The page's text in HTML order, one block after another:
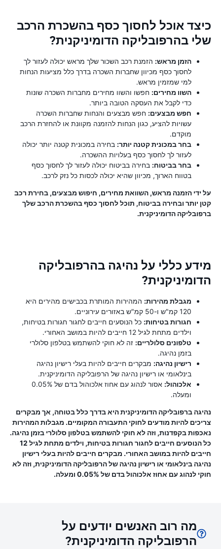
כיצד אוכל לחסוך כסף בהשכרת הרכב
שלי בהרפובליקה הדומיניקנית?
הזמן מראש: הזמנת רכב השכור שלך מראש יכולה לעזור לך
לחסוך כסף מכיוון שחברות השכרה בדרך כלל מציעות הנחות
למי שמזמין מראש.
השוו מחירים: חפשו והשוו מחירים מחברות השכרה שונות
כדי לקבל את העסקה הטובה ביותר.
חפש מבצעים: חפש מבצעים והנחות שחברות השכרה
עשויות להציע, כגון הנחות להזמנה מקוונת או להחזרת הרכב
מוקדם.
בחר במכונית קטנה יותר: בחירה במכונית קטנה יותר יכולה
לעזור לך לחסוך כסף בעלויות ההשכרה.
בחר בביטוח: בחירה בביטוח יכולה לעזור לך לחסוך כסף
בטווח הארוך, מכיוון שהיא יכולה לכסות כל נזק לרכב.
על ידי הזמנה מראש, השוואת מחירים, חיפוש מבצעים, בחירת רכב
קטן יותר ובחירה בביטוח, תוכל לחסוך כסף בהשכרת הרכב שלך
ברפובליקה הדומיניקנית.
מידע כללי על נהיגה בהרפובליקה
הדומיניקנית?
מגבלת מהירות: המהירות המותרת בכבישים מהירים היא
120 קמ"ש ו-50 קמ"ש באזורים עירוניים.
חגורות בטיחות: כל הנוסעים חייבים לחגור חגורות בטיחות,
וילדים מתחת לגיל 12 חייבים להיות במושב האחורי.
טלפונים סלולריים: זה לא חוקי להשתמש בטלפון סלולרי
בזמן נהיגה.
רישיון נהיגה: מבקרים חייבים להיות בעלי רישיון נהיגה
בינלאומי או רישיון נהיגה של הרפובליקה הדומיניקנית.
אלכוהול:
אסור לנהוג עם אחוז אלכוהול בדם של 0.05%
ומעלה.
נהיגה ברפובליקה הדומיניקנית היא בדרך כלל בטוחה, אך מבקרים
צריכים להיות מודעים לחוקי התעבורה המקומיים. מגבלות המהירות
נאכפות בקפדנות, וזה לא חוקי להשתמש בטלפון סלולרי בזמן נהיגה.
כל הנוסעים חייבים לחגור חגורות בטיחות, וילדים מתחת לגיל 12
חייבים להיות במושב האחורי. מבקרים חייבים להיות בעלי רישיון
נהיגה בינלאומי או רישיון נהיגה של הרפובליקה הדומיניקנית, וזה לא
חוקי לנהוג עם אחוז אלכוהול בדם של 0.05% ומעלה.
מה רוב האנשים יודעים על
הרפובליקה הדומיניקנית?